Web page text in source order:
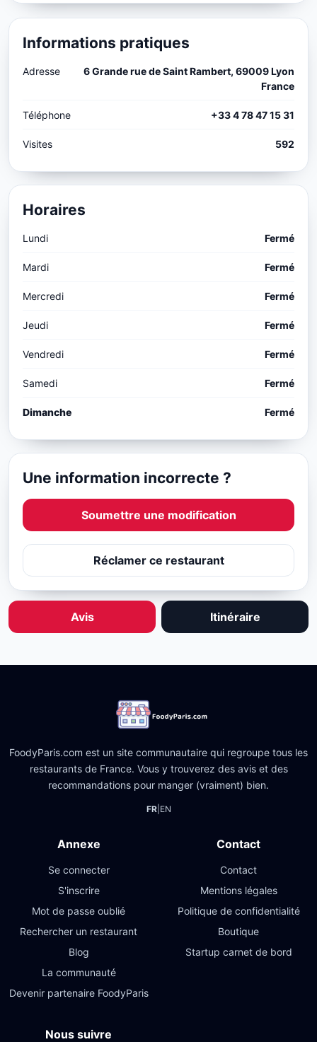
Informations pratiques
Adresse
6 Grande rue de Saint Rambert, 69009 Lyon
France
Téléphone +33 4 78 47 15 31
Visites 592
Horaires
Lundi Fermé
Mardi Fermé
Mercredi Fermé
Jeudi Fermé
Vendredi Fermé
Samedi Fermé
Dimanche Fermé
Une information incorrecte ?
Soumettre une modification
Réclamer ce restaurant
Avis Itinéraire
FoodyParis.com est un site communautaire qui regroupe tous les
restaurants de France. Vous y trouverez des avis et des
recommandations pour manger (vraiment) bien.
FR| EN
Annexe
Se connecter
S'inscrire
Mot de passe oublié
Rechercher un restaurant
Blog
La communauté
Devenir partenaire FoodyParis
Contact
Contact
Mentions légales
Politique de confidentialité
Boutique
Startup carnet de bord
Nous suivre